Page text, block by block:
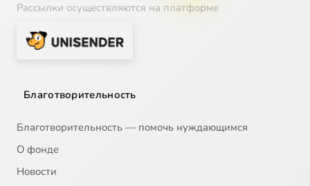
Рассылки осуществляются на платформе
Благотворительность
Благотворительность — помочь нуждающимся
О фонде
Новости